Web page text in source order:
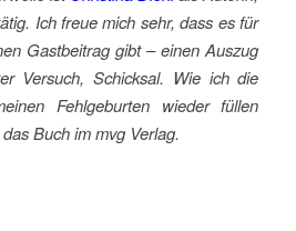
Ich freue mich sehr, dass es für
Gastbeitrag gibt – einen Auszug
Versuch, Schicksal. Wie ich die
Fehlgeburten wieder füllen
Buch im mvg Verlag.